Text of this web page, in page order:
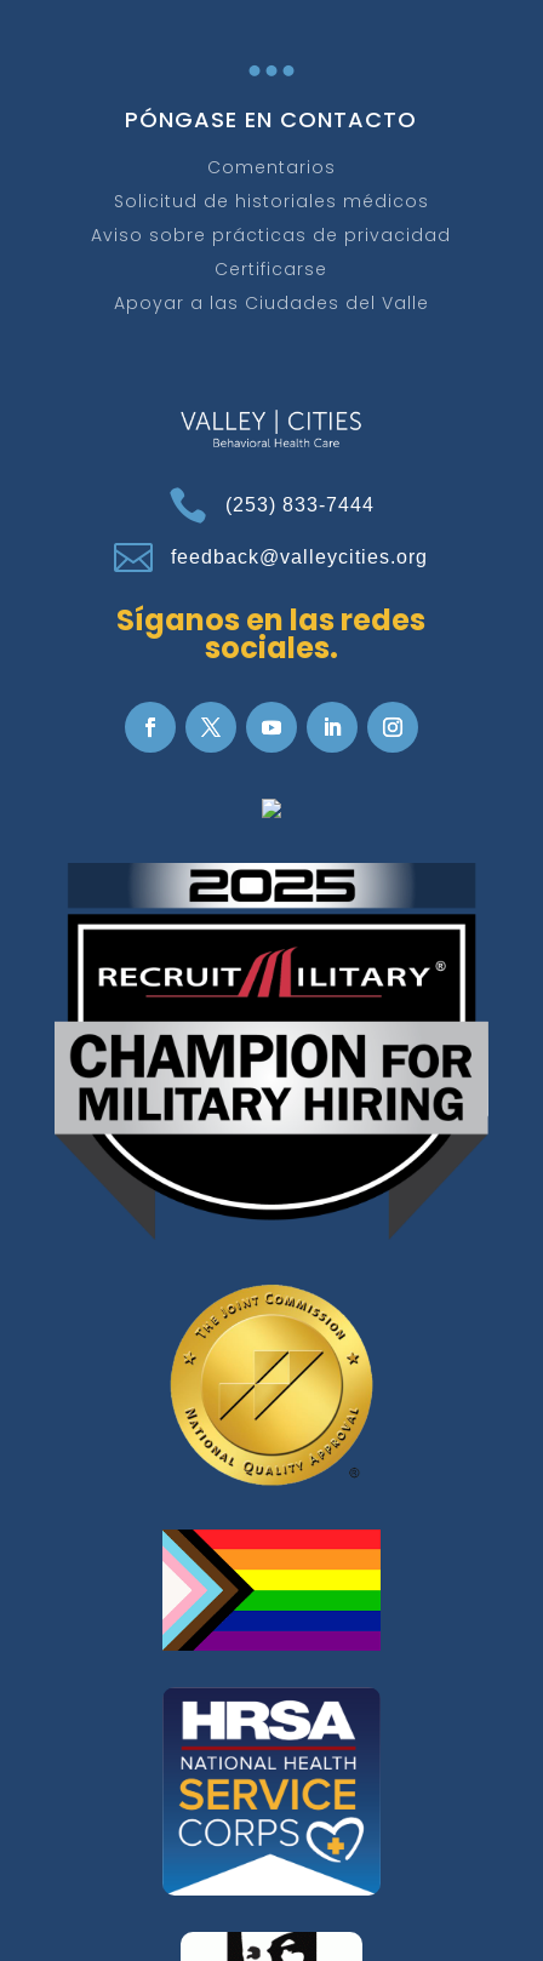
...
PÓNGASE EN CONTACTO
Comentarios
Solicitud de historiales médicos
Aviso sobre prácticas de privacidad
Certificarse
Apoyar a las Ciudades del Valle
 (253) 833-7444
 feedback@valleycities.org
Síganos en las redes
sociales.